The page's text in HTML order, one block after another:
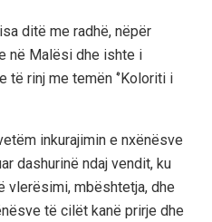
ditë me radhë, nëpër
në Malësi dhe ishte i
rinj me temën ‘’Koloriti i
inkurajimin e nxënësve
dashurinë ndaj vendit, ku
vlerësimi, mbështetja, dhe
të cilët kanë prirje dhe